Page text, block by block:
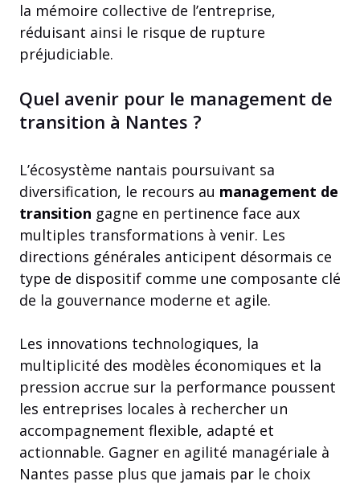
la mémoire collective de l’entreprise,
réduisant ainsi le risque de rupture
préjudiciable.
Quel avenir pour le management de
transition à Nantes ?
L’écosystème nantais poursuivant sa
diversification, le recours au management de
transition gagne en pertinence face aux
multiples transformations à venir. Les
directions générales anticipent désormais ce
type de dispositif comme une composante clé
de la gouvernance moderne et agile.
Les innovations technologiques, la
multiplicité des modèles économiques et la
pression accrue sur la performance poussent
les entreprises locales à rechercher un
accompagnement flexible, adapté et
actionnable. Gagner en agilité managériale à
Nantes passe plus que jamais par le choix